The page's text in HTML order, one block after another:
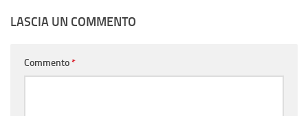
LASCIA UN COMMENTO
Commento*